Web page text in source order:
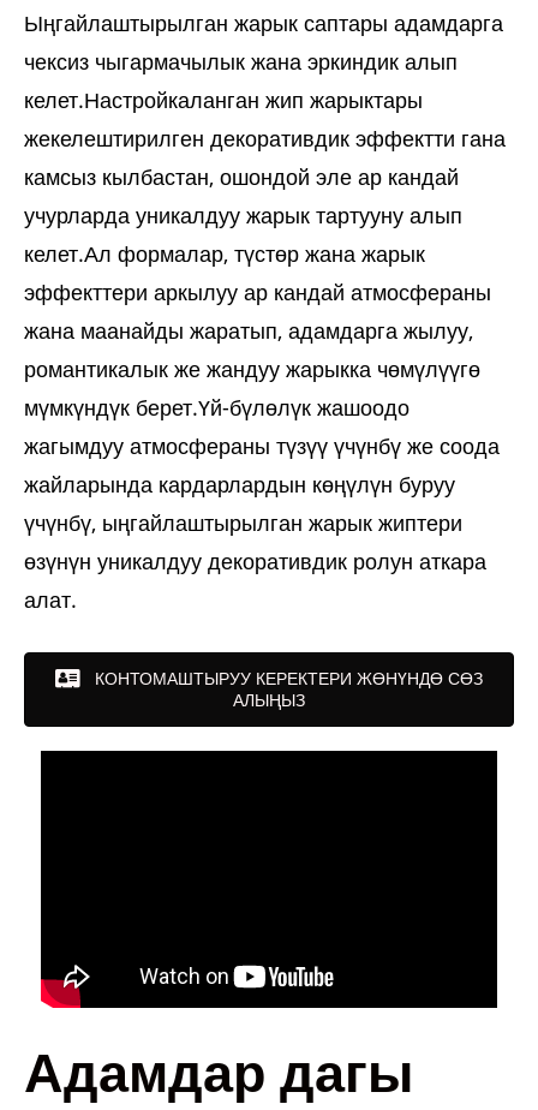
Ыңгайлаштырылган жарык саптары адамдарга
чексиз чыгармачылык жана эркиндик алып
келет.Настройкаланган жип жарыктары
жекелештирилген декоративдик эффектти гана
камсыз кылбастан, ошондой эле ар кандай
учурларда уникалдуу жарык тартууну алып
келет.Ал формалар, түстөр жана жарык
эффекттери аркылуу ар кандай атмосфераны
жана маанайды жаратып, адамдарга жылуу,
романтикалык же жандуу жарыкка чөмүлүүгө
мүмкүндүк берет.Үй-бүлөлүк жашоодо
жагымдуу атмосфераны түзүү үчүнбү же соода
жайларында кардарлардын көңүлүн буруу
үчүнбү, ыңгайлаштырылган жарык жиптери
өзүнүн уникалдуу декоративдик ролун аткара
алат.
КОНТОМАШТЫРУУ КЕРЕКТЕРИ ЖӨНҮНДӨ СӨЗ
АЛЫҢЫЗ
Адамдар дагы